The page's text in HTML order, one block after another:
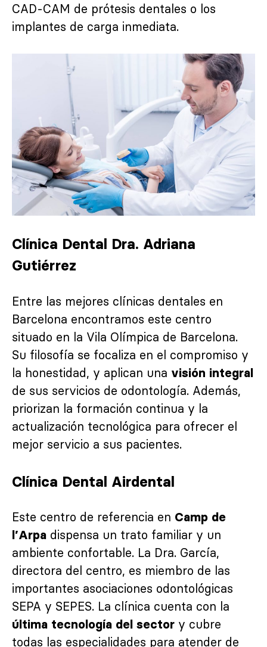
CAD-CAM de prótesis dentales o los
implantes de carga inmediata.
Clínica Dental Dra. Adriana
Gutiérrez
Entre las mejores clínicas dentales en
Barcelona encontramos este centro
situado en la Vila Olímpica de Barcelona.
Su filosofía se focaliza en el compromiso y
la honestidad, y aplican una visión integral
de sus servicios de odontología. Además,
priorizan la formación continua y la
actualización tecnológica para ofrecer el
mejor servicio a sus pacientes.
Clínica Dental Airdental
Este centro de referencia en Camp de
l’Arpa dispensa un trato familiar y un
ambiente confortable. La Dra. García,
directora del centro, es miembro de las
importantes asociaciones odontológicas
SEPA y SEPES. La clínica cuenta con la
última tecnología del sector y cubre
todas las especialidades para atender de